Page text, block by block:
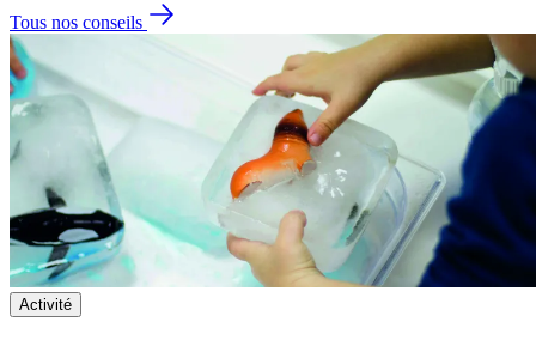
Tous nos conseils
Activité